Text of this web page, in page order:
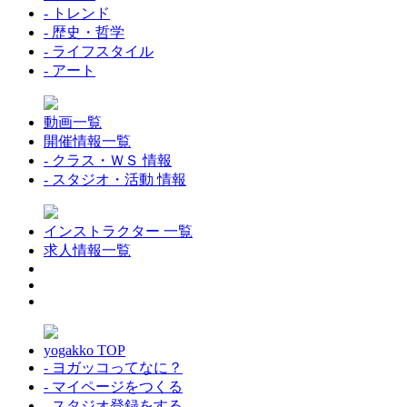
- トレンド
- 歴史・哲学
- ライフスタイル
- アート
動画一覧
開催情報一覧
- クラス・ＷＳ 情報
- スタジオ・活動 情報
インストラクター 一覧
求人情報一覧
yogakko TOP
- ヨガッコってなに？
- マイページをつくる